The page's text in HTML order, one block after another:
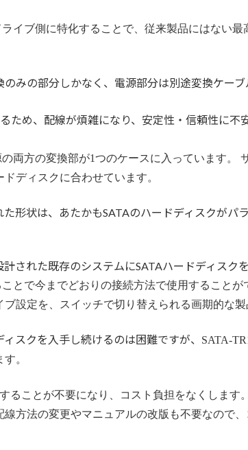
イブ側に特化することで、従来製品にはない最
みの部分しかなく、電源部分は別途変換ケー
ため、配線が煩雑になり、安定性・信頼性に不
両方の変換部が1つのケースに入っています。
ディスクに合わせています。
形状は、あたかもSATAのハードディスクがパ
された既存のシステムにSATAハードディスク
とで今までどおりの接続方法で使用することが
設定を、スイッチで切り替えられる画期的な製
スクを入手し続けるのは困難ですが、
SATA-
。
ることが不要になり、コスト負担をなくします。
線方法の変更やマニュアルの改版も不要なので